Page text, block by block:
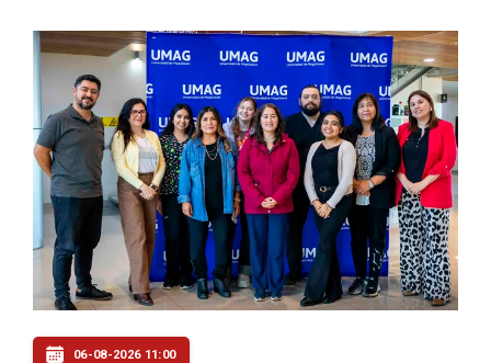
06-08-2026 11:00